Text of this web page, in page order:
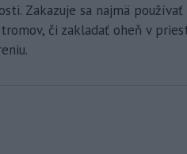
Zakazuje sa najmä
či zakladať oheň v